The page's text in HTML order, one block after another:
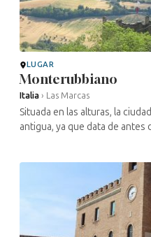
LUGAR
Monterubbiano
Italia › Las Marcas
Situada en las alturas, la
antigua, ya que data de antes